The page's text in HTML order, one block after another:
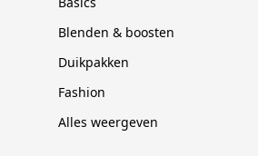
Blenden & boosten
Duikpakken
Fashion
Alles weergeven